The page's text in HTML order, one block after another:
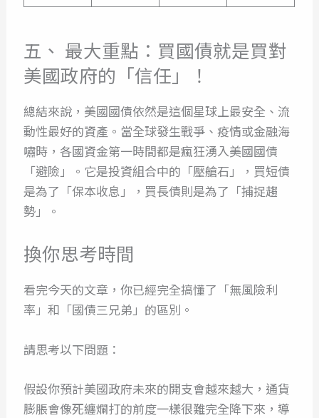
五、 最大重點：買國債就是買對
美國政府的「信任」！
總結來說，美國國債依然是這個星球上最安全、流
動性最好的資產。當全球發生戰爭、疫情或金融海
嘯時，各國資金第一時間都是瘋狂湧入美國國債
「避險」。它是投資組合中的「壓艙石」，買短債
是為了「保本收息」，買長債則是為了「捕捉趨
勢」。
換你思考時間
看完今天的文章，你已經完全搞懂了「無風險利
率」和「國債三兄弟」的區別。
請思考以下問題：
假設你預計美國政府未來的開支會越來越大，通貨
膨脹會像死纏爛打的前度一樣很難完全降下來，導